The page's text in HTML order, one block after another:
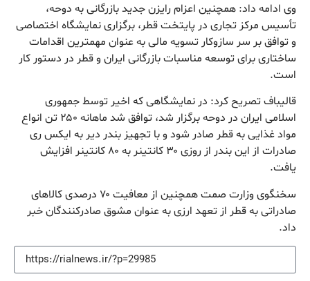
وی ادامه داد: همچنین اعزام رایزن جدید بازرگانی به دوحه،
تأسیس مرکز تجاری در پایتخت قطر، برگزاری نمایشگاه اختصاصی
و توافق بر سر سازوکار تسویه مالی به عنوان مهمترین اقدامات
ساختاری برای توسعه مناسبات بازرگانی ایران و قطر در دستور کار
است.
قالیباف تصریح کرد: در نمایشگاهی که اخیر توسط جمهوری
اسلامی ایران در دوحه برگزار شد، توافق شد ماهانه ۲۵۰ تن انواع
مواد غذایی به قطر صادر شود و با تجهیز بندر دیر به ایکس ری
صادرات از این بندر از روزی ۳۰ کانتینر به ۸۰ کانتینر افزایش
یافت.
سخنگوی وزارت صمت همچنین از معافیت ۷۰ درصدی کالاهای
صادراتی به قطر از تعهد ارزی به عنوان مشوق صادرکنندگان خبر
داد.